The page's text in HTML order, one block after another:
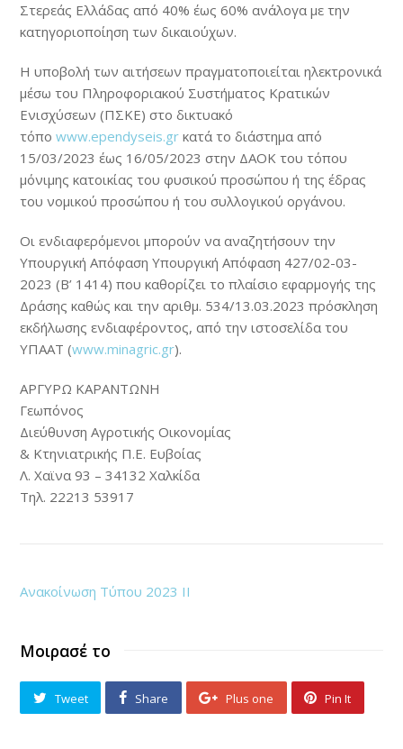
Στερεάς Ελλάδας από 40% έως 60% ανάλογα με την
κατηγοριοποίηση των δικαιούχων.
Η υποβολή των αιτήσεων πραγματοποιείται ηλεκτρονικά
μέσω του Πληροφοριακού Συστήματος Κρατικών
Ενισχύσεων (ΠΣΚΕ) στο δικτυακό
τόποwww.ependyseis.gr κατά το διάστημα από
15/03/2023 έως 16/05/2023 στην ΔΑΟΚ του τόπου
μόνιμης κατοικίας του φυσικού προσώπου ή της έδρας
του νομικού προσώπου ή του συλλογικού οργάνου.
Οι ενδιαφερόμενοι μπορούν να αναζητήσουν την
Υπουργική Απόφαση Υπουργική Απόφαση 427/02-03-
2023 (Β’ 1414) που καθορίζει το πλαίσιο εφαρμογής της
Δράσης καθώς και την αριθμ. 534/13.03.2023 πρόσκληση
εκδήλωσης ενδιαφέροντος, από την ιστοσελίδα του
ΥΠΑΑΤ (www.minagric.gr).
ΑΡΓΥΡΩ ΚΑΡΑΝΤΩΝΗ
Γεωπόνος
Διεύθυνση Αγροτικής Οικονομίας
& Κτηνιατρικής Π.Ε. Ευβοίας
Λ. Χαϊνα 93 – 34132 Χαλκίδα
Τηλ. 22213 53917
Ανακοίνωση Τύπου 2023 ΙΙ
Μοιρασέ το
Tweet Share Plus one Pin It